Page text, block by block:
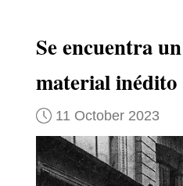
Se encuentra
material inédito
11 October 2023